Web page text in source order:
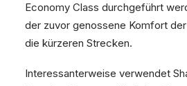
Economy Class durchgeführt
der zuvor genossene Komfort
die kürzeren Strecken.
Interessanterweise verwendet